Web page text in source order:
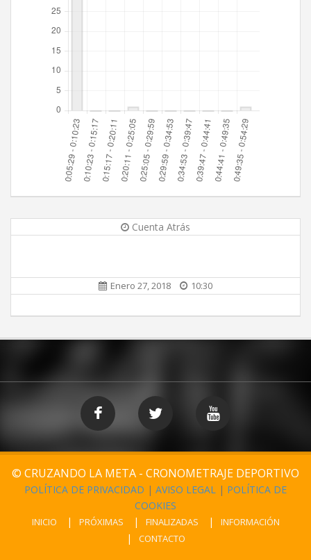
Cuenta Atrás
Enero 27, 2018 10:30
© CRUZANDO LA META - CRONOMETRAJE DEPORTIVO
POLÍTICA DE PRIVACIDAD | AVISO LEGAL | POLÍTICA DE
COOKIES
INICIO PRÓXIMAS FINALIZADAS
INFORMACIÓN
CONTACTO